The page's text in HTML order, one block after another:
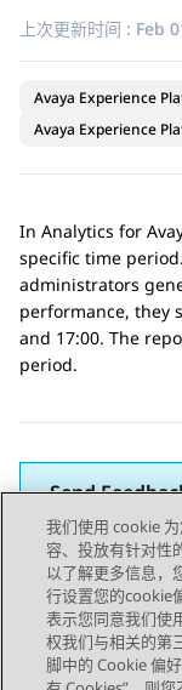
上次更新时间 : Feb
Avaya Experience
Avaya Experience
In Analytics for
specific time
administrators
performance, they
and 17:00. The
period.
Send
Topic
上一主题
我们使用 cookie
容、投放有针对性
以了解更多信息，
行设置您的cookie
表示您同意我们使
权我们与相关的第
脚中的 Cookie 偏